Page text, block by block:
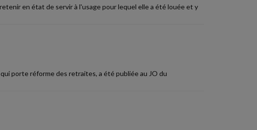
en état de servir à l'usage pour lequel elle a été louée et y
porte réforme des retraites, a été publiée au JO du